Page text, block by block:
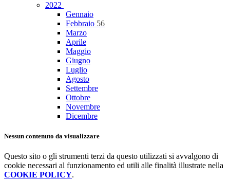
2022
Gennaio
Febbraio 56
Marzo
Aprile
Maggio
Giugno
Luglio
Agosto
Settembre
Ottobre
Novembre
Dicembre
Nessun contenuto da visualizzare
Questo sito o gli strumenti terzi da questo utilizzati si avvalgono di
cookie necessari al funzionamento ed utili alle finalità illustrate nella
COOKIE POLICY.